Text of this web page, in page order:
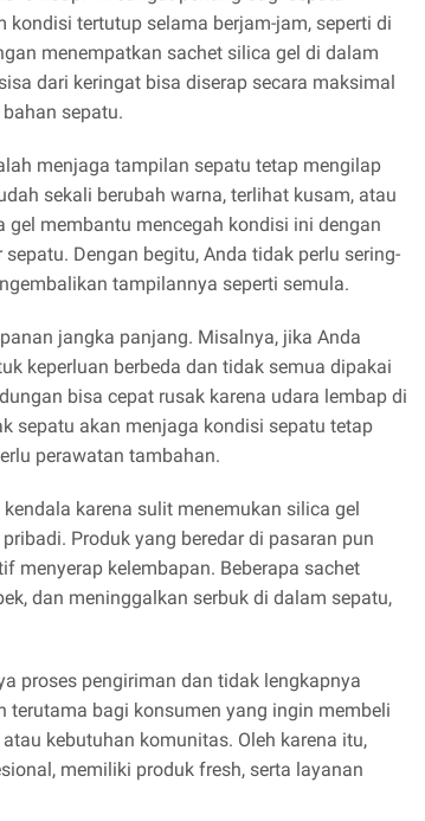
tertutup selama berjam-jam, seperti di
menempatkan sachet silica gel di dalam
dari keringat bisa diserap secara maksimal
sepatu.
menjaga tampilan sepatu tetap mengilap
sekali berubah warna, terlihat kusam, atau
membantu mencegah kondisi ini dengan
Dengan begitu, Anda tidak perlu sering-
tampilannya seperti semula.
jangka panjang. Misalnya, jika Anda
keperluan berbeda dan tidak semua dipakai
bisa cepat rusak karena udara lembap di
sepatu akan menjaga kondisi sepatu tetap
perawatan tambahan.
karena sulit menemukan silica gel
Produk yang beredar di pasaran pun
menyerap kelembapan. Beberapa sachet
dan meninggalkan serbuk di dalam sepatu,
proses pengiriman dan tidak lengkapnya
bagi konsumen yang ingin membeli
kebutuhan komunitas. Oleh karena itu,
memiliki produk fresh, serta layanan